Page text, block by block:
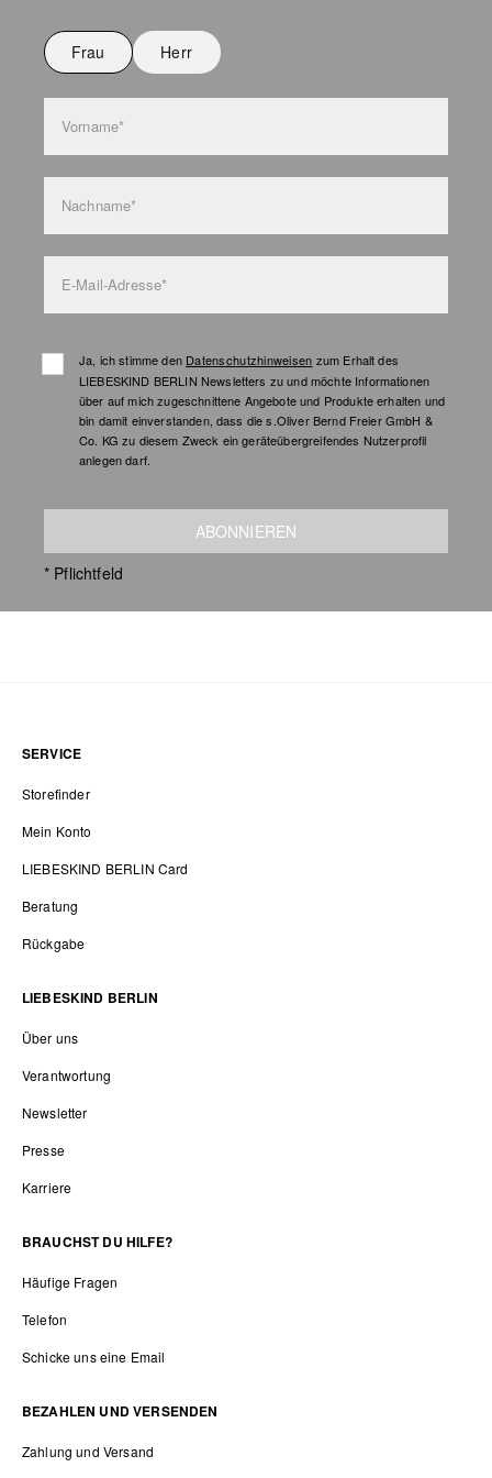
Nicht waschen
Frau Herr
Vorname*
Nachname*
E-Mail-Adresse*
Ja, ich stimme den Datenschutzhinweisen zum Erhalt des
LIEBESKIND BERLIN Newsletters zu und möchte Informationen
über auf mich zugeschnittene Angebote und Produkte erhalten und
bin damit einverstanden, dass die s.Oliver Bernd Freier GmbH &
Co. KG zu diesem Zweck ein geräteübergreifendes Nutzerprofil
anlegen darf.
ABONNIEREN
* Pflichtfeld
SERVICE
Storefinder
Mein Konto
LIEBESKIND BERLIN Card
Beratung
Rückgabe
LIEBESKIND BERLIN
Über uns
Verantwortung
Newsletter
Presse
Karriere
BRAUCHST DU HILFE?
Häufige Fragen
Telefon
Schicke uns eine Email
BEZAHLEN UND VERSENDEN
Zahlung und Versand